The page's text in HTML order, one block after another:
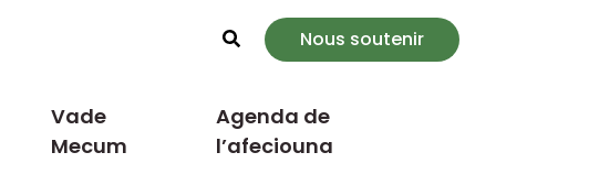
Rechercher
Nous soutenir
Vade
Mecum
Agenda de
l’afeciouna